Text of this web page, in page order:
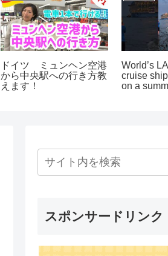
予告編「トップガン」
（Top Gun）trailer 映画
映画cm トムクルーズ ケ
横浜湾ク
動画）
スポンサードリンク